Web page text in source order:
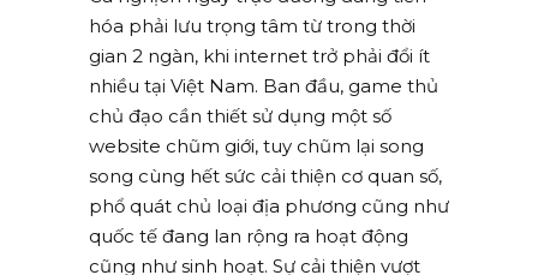
hóa phải lưu trọng tâm từ trong thời
gian 2 ngàn, khi internet trở phải đổi ít
nhiều tại Việt Nam. Ban đầu, game thủ
chủ đạo cần thiết sử dụng một số
website chũm giới, tuy chũm lại song
song cùng hết sức cải thiện cơ quan số,
phổ quát chủ loại địa phương cũng như
quốc tế đang lan rộng ra hoạt động
cũng như sinh hoạt. Sự cải thiện vượt